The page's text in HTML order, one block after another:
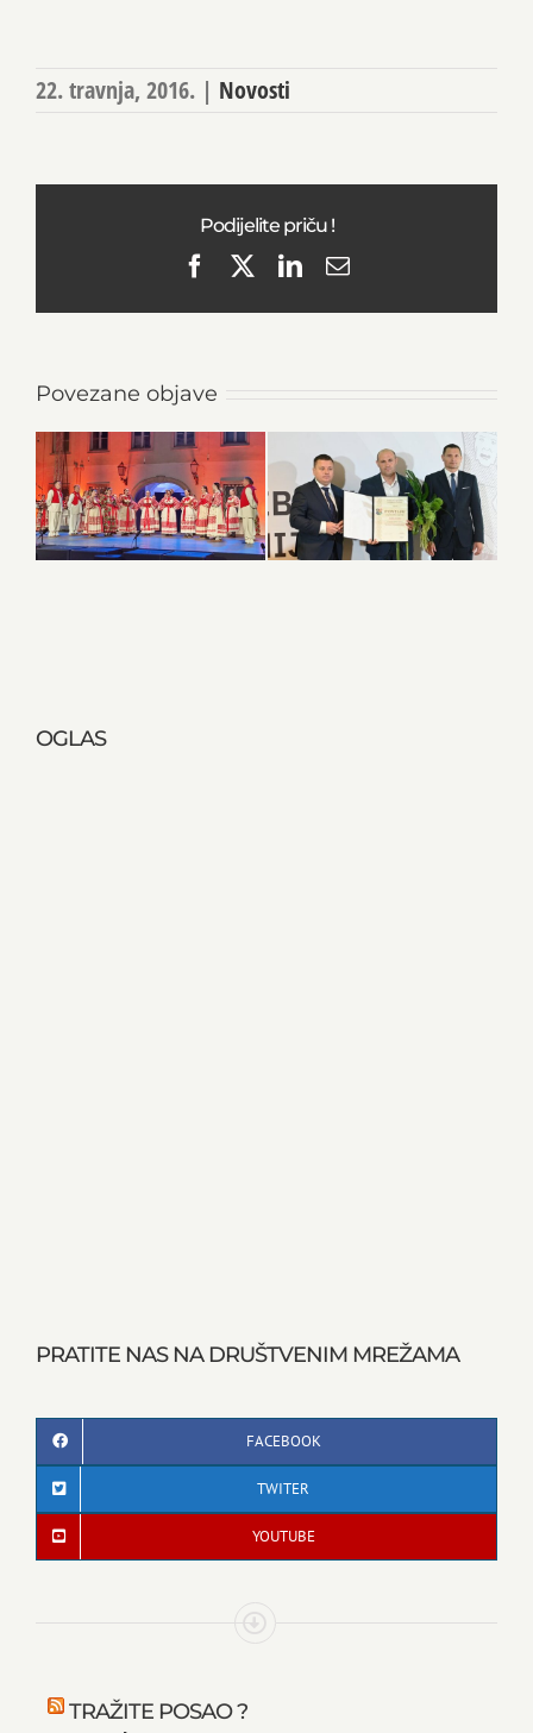
22. travnja, 2016. | Novosti
Podijelite priču !
FacebookLinkedIn
Email
Povezane objave
OGLAS
PRATITE NAS NA DRUŠTVENIM MREŽAMA
FACEBOOK
TWITER
YOUTUBE
TRAŽITE POSAO ?